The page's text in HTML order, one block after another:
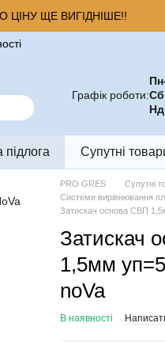
ЩЕ ВИГІДНІШЕ!!
Графік роботи:
підлога Супутні
PRO GRES Супутні
Системи вирівнювання
Затискач основа СВП
Затискач
1,5мм
noVa
В наявності